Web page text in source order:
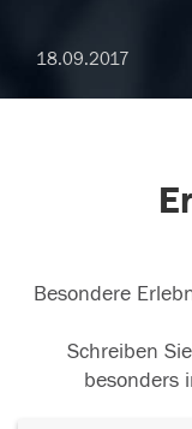
18.09.2017
Besondere
Schreiben
besonders